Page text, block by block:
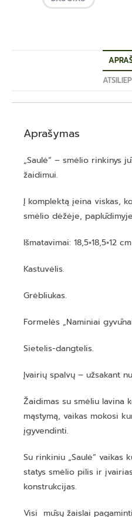
Aprašymas
„Saulė“ – smėlio rinkinys
žaidimui.
Į komplektą įeina viskas,
smėlio dėžėje,
Išmatavimai: 18,5×18,5×12 cm
Kastuvėlis.
Grėbliukas.
Formelės „Naminiai
Sietelis-dangtelis.
Įvairių spalvų – užsakant
Žaidimas su smėliu lavina
mąstymą, vaikas mokosi
įgyvendinti.
Su rinkiniu „Saulė“ vaikas
statys smėlio pilis ir
konstrukcijas.
Visi mūsų žaislai